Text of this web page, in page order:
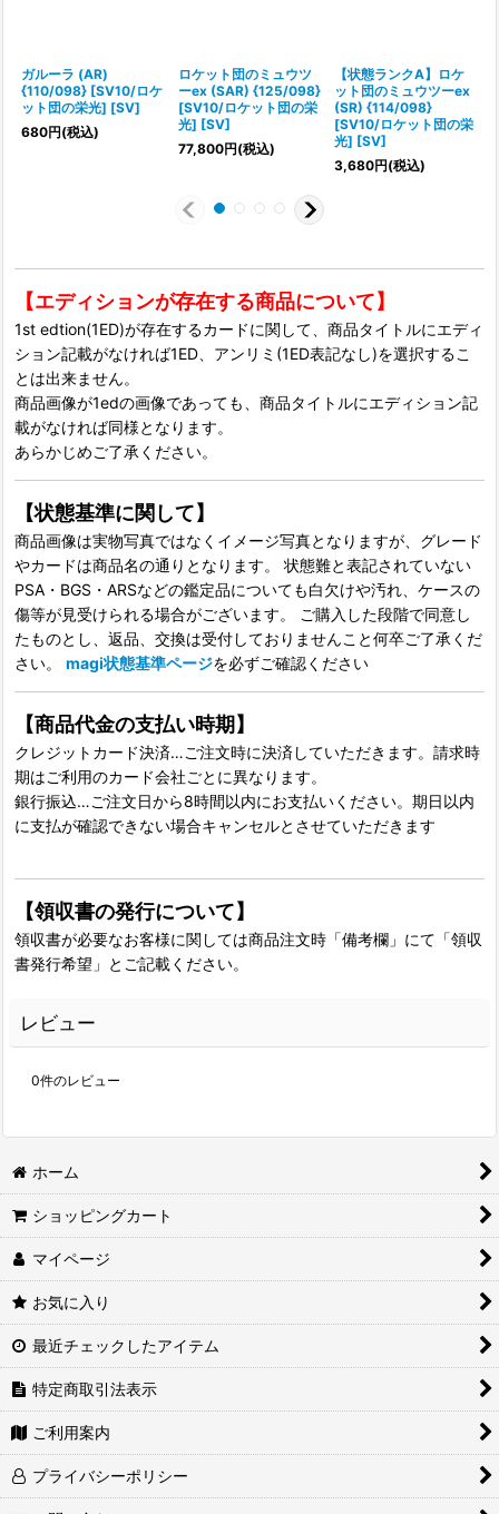
ガルーラ (AR)
{110/098} [SV10/ロケ
ット団の栄光] [SV]
680円(税込)
ロケット団のミュウツ
ーex (SAR) {125/098}
[SV10/ロケット団の栄
光] [SV]
77,800円(税込)
【状態ランクA】ロケ
ット団のミュウツーex
(SR) {114/098}
[SV10/ロケット団の栄
光] [SV]
3,680円(税込)
【エディションが存在する商品について】
1st edtion(1ED)が存在するカードに関して、商品タイトルにエディ
ション記載がなければ1ED、アンリミ(1ED表記なし)を選択するこ
とは出来ません。
商品画像が1edの画像であっても、商品タイトルにエディション記
載がなければ同様となります。
あらかじめご了承ください。
【状態基準に関して】
商品画像は実物写真ではなくイメージ写真となりますが、グレード
やカードは商品名の通りとなります。 状態難と表記されていない
PSA・BGS・ARSなどの鑑定品についても白欠けや汚れ、ケースの
傷等が見受けられる場合がございます。 ご購入した段階で同意し
たものとし、返品、交換は受付しておりませんこと何卒ご了承くだ
さい。 magi状態基準ページを必ずご確認ください
【商品代金の支払い時期】
クレジットカード決済…ご注文時に決済していただきます。請求時
期はご利用のカード会社ごとに異なります。
銀行振込…ご注文日から8時間以内にお支払いください。期日以内
に支払が確認できない場合キャンセルとさせていただきます
【領収書の発行について】
領収書が必要なお客様に関しては商品注文時「備考欄」にて「領収
書発行希望」とご記載ください。
レビュー
0件のレビュー
ホーム
ショッピングカート
マイページ
お気に入り
最近チェックしたアイテム
特定商取引法表示
ご利用案内
プライバシーポリシー